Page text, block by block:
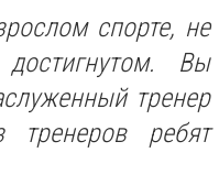
спорте, не
достигнутом. Вы
тренер
ребят